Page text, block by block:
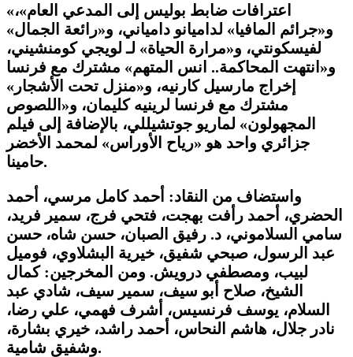
«اعترافات ضابط بوليس إلى المدعي العام»،
و«جرائم المافيا» لداميانو دامياني، و«رائعة الجمال»
لفيسكونتي، و«مرارة الحياة» لـ لويجي كومنشيني،
و«انتهت المحاكمة.. انس المتهم» مشترك مع فرنسا
إخراج مارسيل كارنيه، و«منزل تحت الأشجار»
مشترك مع فرنسا لرينيه كليمان، و«اللصوص
المجهولون» لماريو جوتشيللي، بالإضافة إلى فيلم
جزائري واحد هو «رياح الأوراس» لمحمد الأخضر
حامينا.
واستضاف من النقاد: أحمد كامل مرسي، أحمد
الحضري، أحمد رأفت بهجت، فتحي فرج، سمير فريد،
سامي السلاموني، د. رفيق الصبان، حسن شاه، حسن
عبد الرسول، صبحي شفيق، خيرية البشلاوي، فوميل
لبيب، ومصطفي درويش. ومن المخرجين: كمال
الشيخ، صلاح أبو سيف، سمير سيف، شادي عبد
السلام، يوسف فرنسيس، أشرف فهمي، علي رضا،
نادر جلال، هاشم النحاس، أحمد راشد، خيري بشارة،
وشفيق شامية.